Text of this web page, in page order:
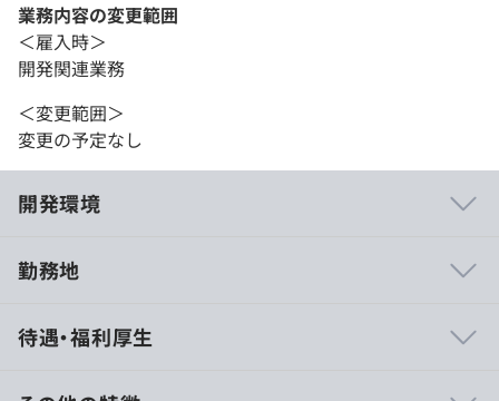
業務内容の変更範囲
＜雇入時＞
開発関連業務
＜変更範囲＞
変更の予定なし
開発環境
ども開発チームが意思決定できる体制となっています。
ポートといった現場と協調しながら開発を進めていくのが
勤務地
待遇・福利厚生